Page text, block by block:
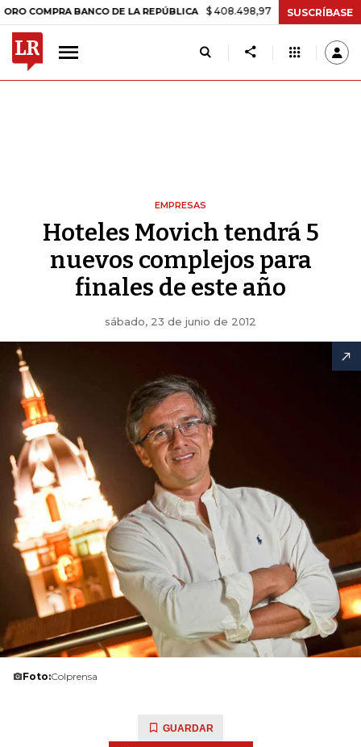
BANCO DE LA REPÚBLICA $ 408.498,97 +$ 8.753,81 +2,19%
SUSCRÍBASE
EMPRESAS
Hoteles Movich tendrá 5
nuevos complejos para
finales de este año
sábado, 23 de junio de 2012
Foto:Colprensa
GUARDAR